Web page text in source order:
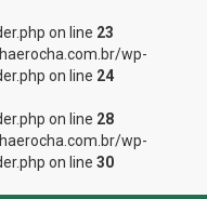
on line 23
wp-
on line 24
on line 28
wp-
on line 30